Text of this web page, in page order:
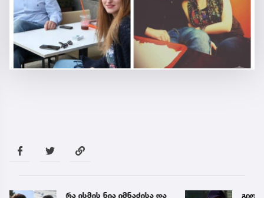
რა ისმის ნია იმნაძისა და